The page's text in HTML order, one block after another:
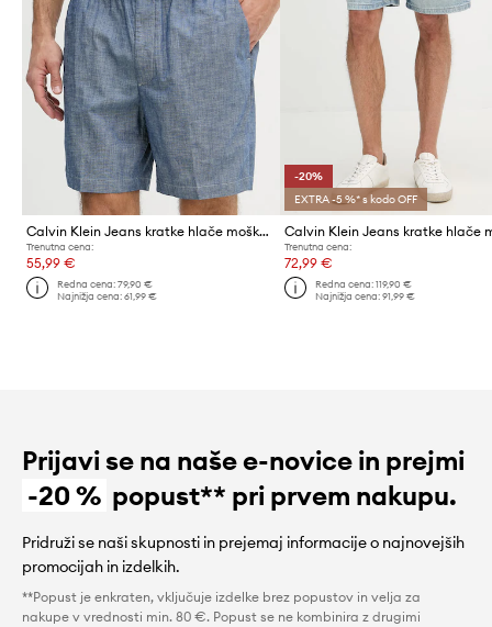
Calvin Klein Jeans kratke hlače moške bombažne
Trenutna cena:
55,99 €
Redna cena:79,90 €
Najnižja cena:61,99 €
-20%
EXTRA -5 %* s kodo OFF
Trenutna cena:
72,99 €
Redna cena: 119,90 €
Najnižja cena: 91,99 €
Prijavi se na naše e-novice in prejmi
-20 % popust** pri prvem nakupu.
Pridruži se naši skupnosti in prejemaj informacije o najnovejših
promocijah in izdelkih.
**Popust je enkraten, vključuje izdelke brez popustov in velja za
nakupe v vrednosti min. 80 €. Popust se ne kombinira z drugimi